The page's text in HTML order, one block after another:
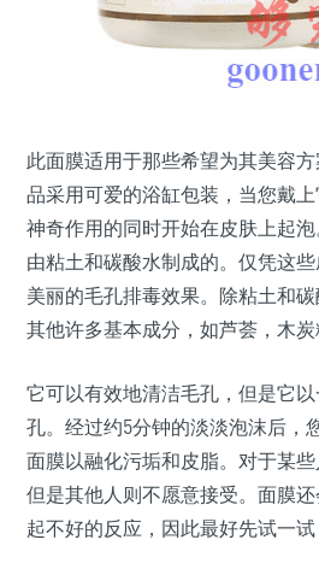
此面膜适用于那些希望为其美容
品采用可爱的浴缸包装，当您戴
神奇作用的同时开始在皮肤上起
由粘土和碳酸水制成的。仅凭这
美丽的毛孔排毒效果。除粘土和
其他许多基本成分，如芦荟，木炭
它可以有效地清洁毛孔，但是它
孔。经过约5分钟的淡淡泡沫后，
面膜以融化污垢和皮脂。对于某些
但是其他人则不愿意接受。面膜
起不好的反应，因此最好先试一试